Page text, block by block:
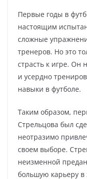
Первые годы в
настоящим
сложные
тренеров. Но это
страсть к игре. Он
и усердно
навыки в футболе.
Таким образом,
Стрельцова был
неотразимо
своем выборе.
неизменной
большую карьеру в